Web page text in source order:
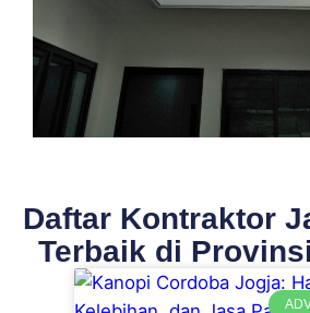
Daftar Kontraktor
Terbaik di